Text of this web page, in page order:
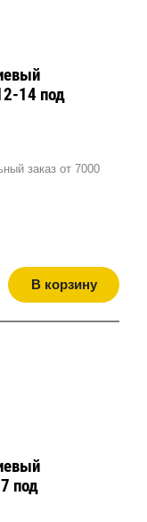
14 под
заказ от 7000
В корзину
под